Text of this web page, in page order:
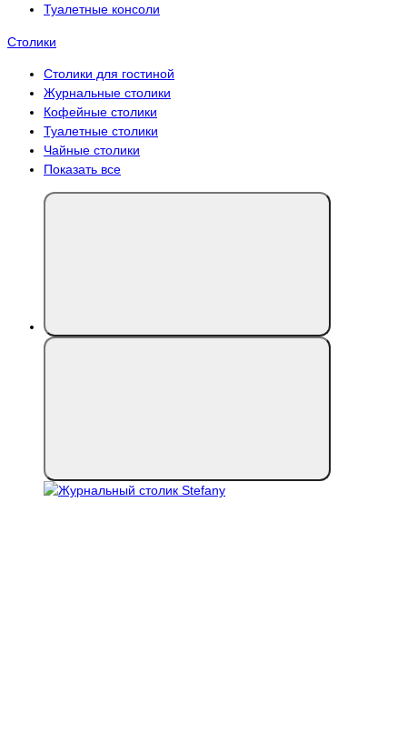
Туалетные консоли
Столики
Столики для гостиной
Журнальные столики
Кофейные столики
Туалетные столики
Чайные столики
Показать все